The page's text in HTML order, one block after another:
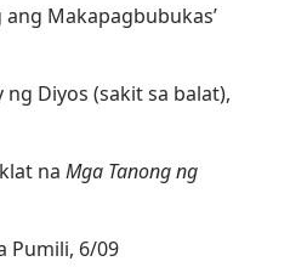
ang Makapagbubukas’
Diyos (sakit sa balat),
na Mga Tanong ng
Pumili, 6/09